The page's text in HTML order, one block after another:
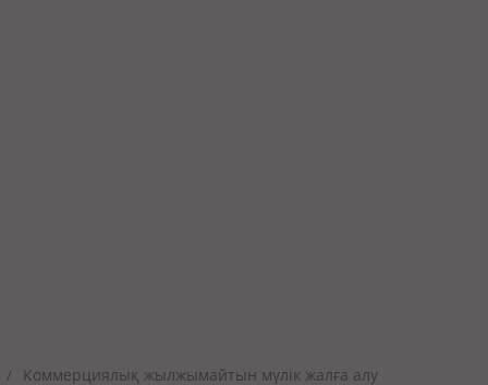
/ Коммерциялық жылжымайтын мүлік жалға алу